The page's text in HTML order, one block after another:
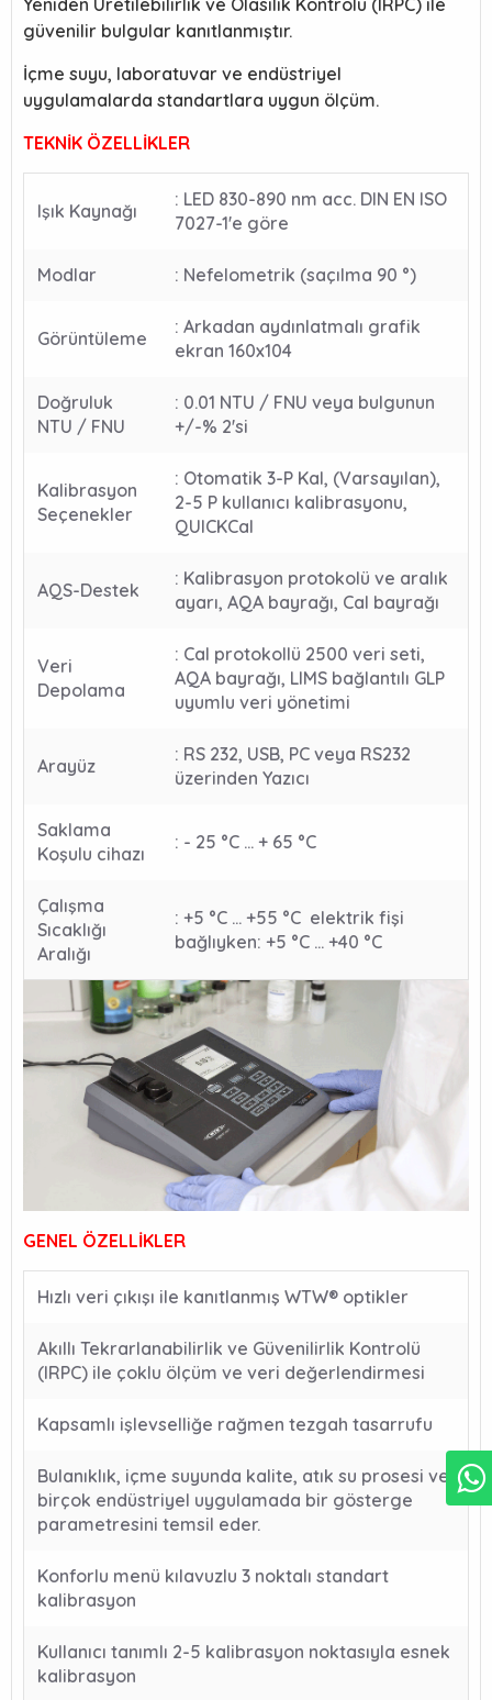
güvenilir bulgular kanıtlanmıştır.
İçme suyu, laboratuvar ve endüstriyel
uygulamalarda standartlara uygun ölçüm.
TEKNİK ÖZELLİKLER
Işık Kaynağı
: LED 830-890 nm acc. DIN EN ISO
7027-1'e göre
Modlar : Nefelometrik (saçılma 90 °)
Görüntüleme
: Arkadan aydınlatmalı grafik
ekran 160x104
Doğruluk
NTU / FNU
: 0.01 NTU / FNU veya bulgunun
+/-% 2'si
Kalibrasyon
Seçenekler
: Otomatik 3-P Kal, (Varsayılan),
2-5 P kullanıcı kalibrasyonu,
QUICKCal
AQS-Destek
: Kalibrasyon protokolü ve aralık
ayarı, AQA bayrağı, Cal bayrağı
Veri
Depolama
: Cal protokollü 2500 veri seti,
AQA bayrağı, LIMS bağlantılı GLP
uyumlu veri yönetimi
Arayüz
: RS 232, USB, PC veya RS232
üzerinden Yazıcı
Saklama
Koşulu cihazı
: - 25 °C ... + 65 °C
Çalışma
Sıcaklığı
Aralığı
: +5 °C ... +55 °C elektrik fişi
bağlıyken: +5 °C ... +40 °C
GENEL ÖZELLİKLER
Hızlı veri çıkışı ile kanıtlanmış WTW® optikler
Akıllı Tekrarlanabilirlik ve Güvenilirlik Kontrolü
(IRPC) ile çoklu ölçüm ve veri değerlendirmesi
Kapsamlı işlevselliğe rağmen tezgah tasarrufu
Bulanıklık, içme suyunda kalite, atık su prosesi ve
birçok endüstriyel uygulamada bir gösterge
parametresini temsil eder.
Konforlu menü kılavuzlu 3 noktalı standart
kalibrasyon
Kullanıcı tanımlı 2-5 kalibrasyon noktasıyla esnek
kalibrasyon